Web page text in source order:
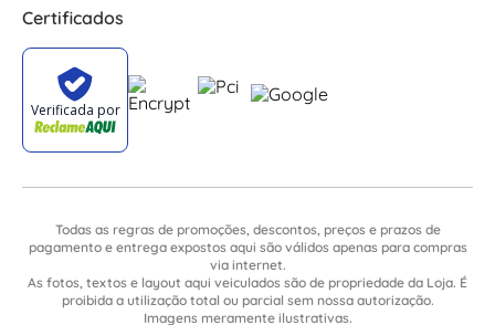
Certificados
Todas as regras de promoções, descontos, preços e prazos de
pagamento e entrega expostos aqui são válidos apenas para compras
via internet.
As fotos, textos e layout aqui veiculados são de propriedade da Loja. É
proibida a utilização total ou parcial sem nossa autorização.
Imagens meramente ilustrativas.